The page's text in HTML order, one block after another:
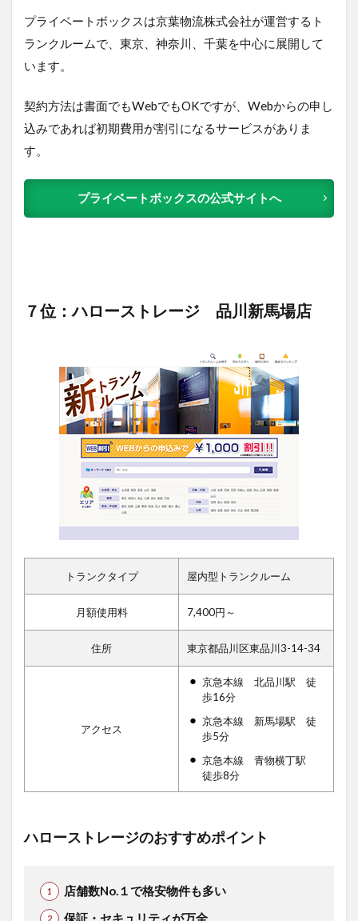
プライベートボックスは京葉物流株式会社が運営するト
ランクルームで、東京、神奈川、千葉を中心に展開して
います。
契約方法は書面でもWebでもOKですが、Webからの申し
込みであれば初期費用が割引になるサービスがありま
す。
プライベートボックスの公式サイトへ
７位：ハローストレージ 品川新馬場店
トランクタイプ 屋内型トランクルーム
月額使用料 7,400円～
住所 東京都品川区東品川3-14-34
アクセス
京急本線 北品川駅 徒
歩16分
京急本線 新馬場駅 徒
歩5分
京急本線 青物横丁駅
徒歩8分
ハローストレージのおすすめポイント
店舗数No.１で格安物件も多い
保証・セキュリティが万全